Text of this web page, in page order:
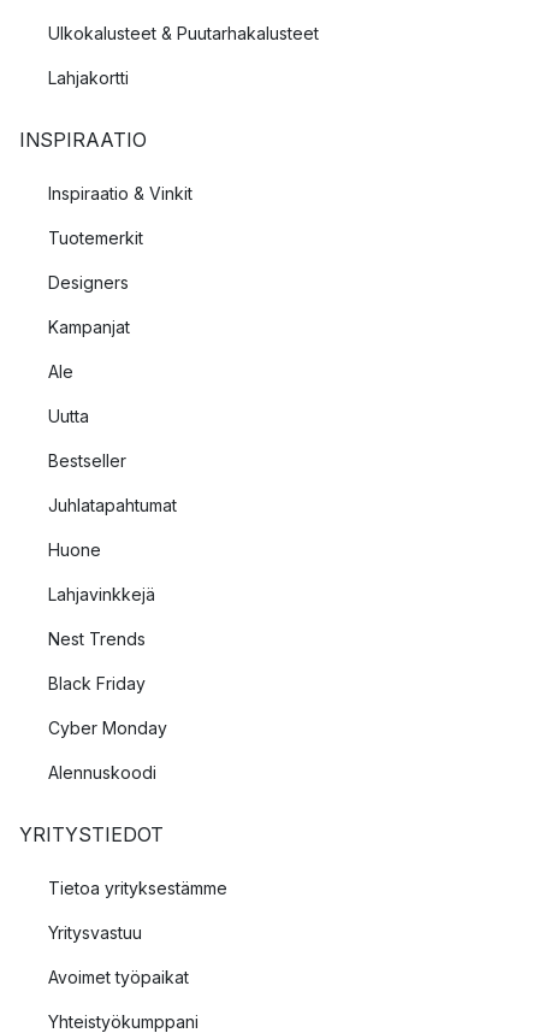
Ulkokalusteet & Puutarhakalusteet
Lahjakortti
INSPIRAATIO
Inspiraatio & Vinkit
Tuotemerkit
Designers
Kampanjat
Ale
Uutta
Bestseller
Juhlatapahtumat
Huone
Lahjavinkkejä
Nest Trends
Black Friday
Cyber Monday
Alennuskoodi
YRITYSTIEDOT
Tietoa yrityksestämme
Yritysvastuu
Avoimet työpaikat
Yhteistyökumppani